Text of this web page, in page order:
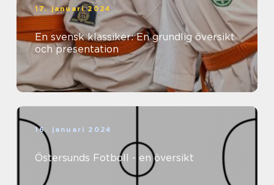
17. januari 2024
En svensk klassiker: En grundlig översikt
och presentation
16. januari 2024
Östersunds Fotboll - en översikt